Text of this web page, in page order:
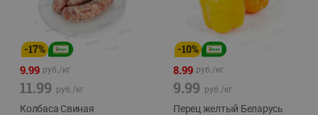
-17%
9.99 руб./кг
11.99 руб./кг
Колбаса Свиная
-10%
8.99 руб./кг
9.99 руб./кг
Перец желтый Беларусь